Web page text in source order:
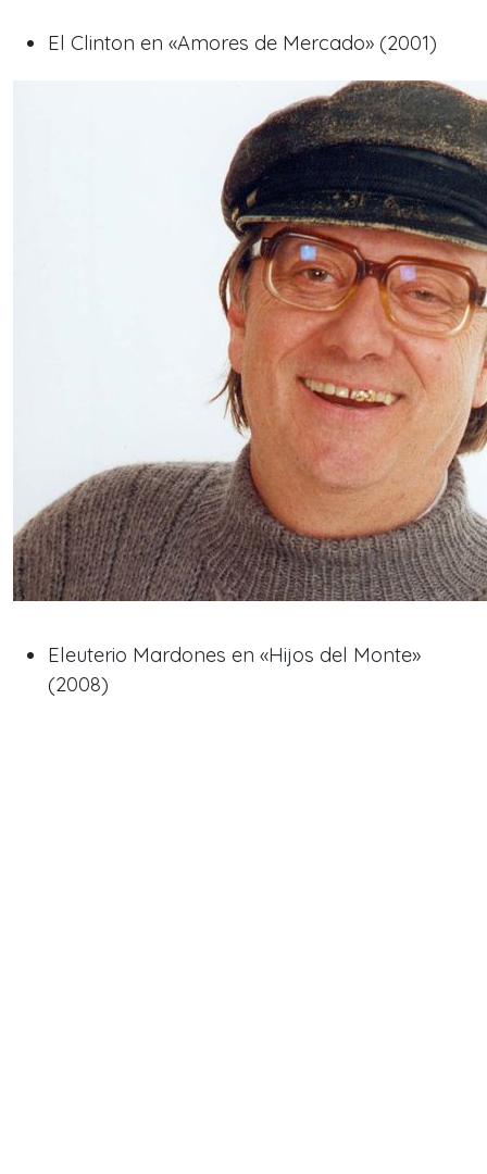
El Clinton en «Amores de Mercado» (2001)
Eleuterio Mardones en «Hijos del Monte»
(2008)